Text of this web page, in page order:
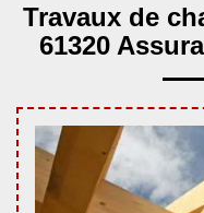
Travaux de
61320